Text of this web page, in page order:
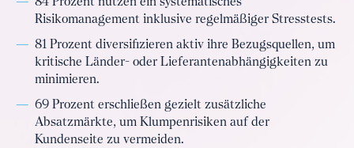
Risikomanagement inklusive regelmäßiger Stresstests.
81 Prozent diversifizieren aktiv ihre Bezugsquellen, um
kritische Länder- oder Lieferantenabhängigkeiten zu
minimieren.
69 Prozent erschließen gezielt zusätzliche
Absatzmärkte, um Klumpenrisiken auf der
Kundenseite zu vermeiden.